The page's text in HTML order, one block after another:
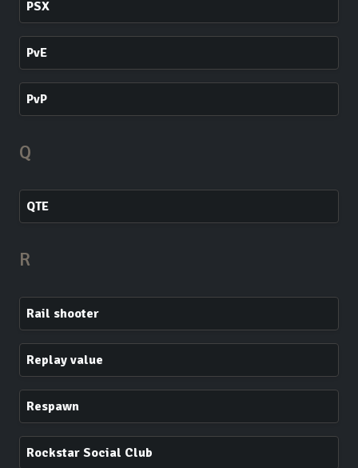
PSX
PvE
PvP
Q
QTE
R
Rail shooter
Replay value
Respawn
Rockstar Social Club